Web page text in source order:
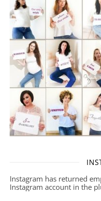
Instagram has returned
Instagram account in the